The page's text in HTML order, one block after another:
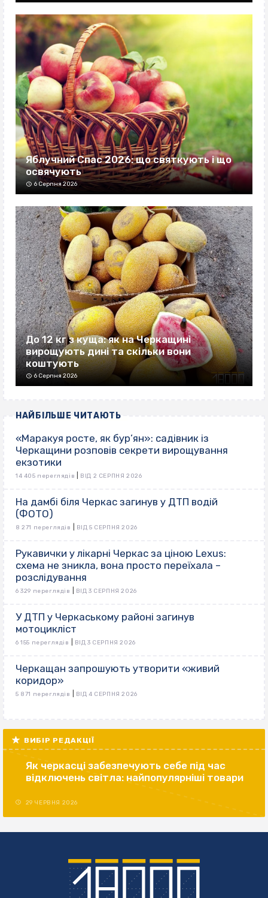
Яблучний Спас 2026: що святкують і що
освячують
6 Серпня 2026
До 12 кг з куща: як на Черкащині
вирощують дині та скільки вони
коштують
6 Серпня 2026
НАЙБІЛЬШЕ ЧИТАЮТЬ
«Маракуя росте, як бур’ян»: садівник із
Черкащини розповів секрети вирощування
екзотики
14 405 переглядів ВІД 2 СЕРПНЯ 2026
На дамбі біля Черкас загинув у ДТП водій
(ФОТО)
8 271 переглядів ВІД 5 СЕРПНЯ 2026
Рукавички у лікарні Черкас за ціною Lexus:
схема не зникла, вона просто переїхала –
розслідування
6 329 переглядів ВІД 3 СЕРПНЯ 2026
У ДТП у Черкаському районі загинув
мотоцикліст
6 155 переглядів ВІД 3 СЕРПНЯ 2026
Черкащан запрошують утворити «живий
коридор»
5 871 переглядів ВІД 4 СЕРПНЯ 2026
ВИБІР РЕДАКЦІЇ
Як черкасці забезпечують себе під час
відключень світла: найпопулярніші товари
29 ЧЕРВНЯ 2026